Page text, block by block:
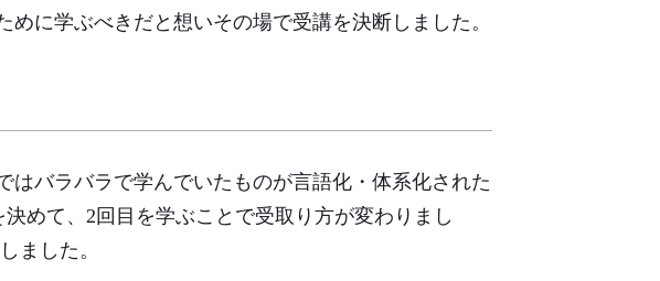
に学ぶべきだと想いその場で受講を決断しました。
バラバラで学んでいたものが言語化・体系化された
めて、2回目を学ぶことで受取り方が変わりまし
ました。